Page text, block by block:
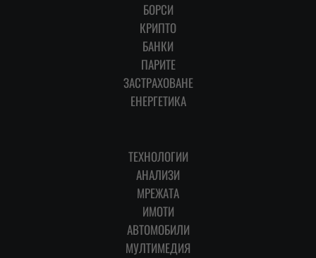
БОРСИ
КРИПТО
БАНКИ
ПАРИТЕ
ЗАСТРАХОВАНЕ
ЕНЕРГЕТИКА
ТЕХНОЛОГИИ
АНАЛИЗИ
МРЕЖАТА
ИМОТИ
АВТОМОБИЛИ
МУЛТИМЕДИЯ